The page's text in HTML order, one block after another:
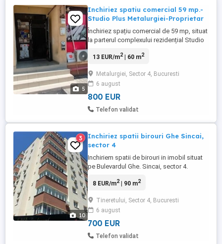
5
Inchiriez spatiu comercial 59 mp.-
Studio Plus Metalurgiei-Proprietar
Închiriez spațiu comercial de 59 mp, situat
la parterul complexului rezidențial Studio
Compartimentare: Spațiu principal: 40,35
mp Vestibul: 2,85 mp Avantaje: Vitrină
generoasă Spațiu foarte luminos Intrare
directă din exterior Depozit ...
13 EUR/m2| 60 m2
Metalurgiei, Sector 4, Bucuresti
6 august
800 EUR
Telefon validat
10
3
Inchiriez spatii birouri Ghe Sincai,
sector 4
Inchiriem spatii de birouri in imobil situat
pe Bulevardul Ghe. Sincai, sector 4.
reabilitat termic 2014, fiind situat stradal
Timpuri Noi (la 3 minute de mers pe jos de
ambele magistrale). Imobilul se inchiriaza
exclusiv ...
8 EUR/m2| 90 m2
Tineretului, Sector 4, Bucuresti
6 august
700 EUR
Telefon validat